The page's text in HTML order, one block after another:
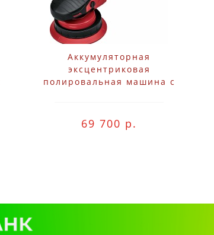
Аккумуляторная
эксцентриковая
полировальная машина с
69 700 р.